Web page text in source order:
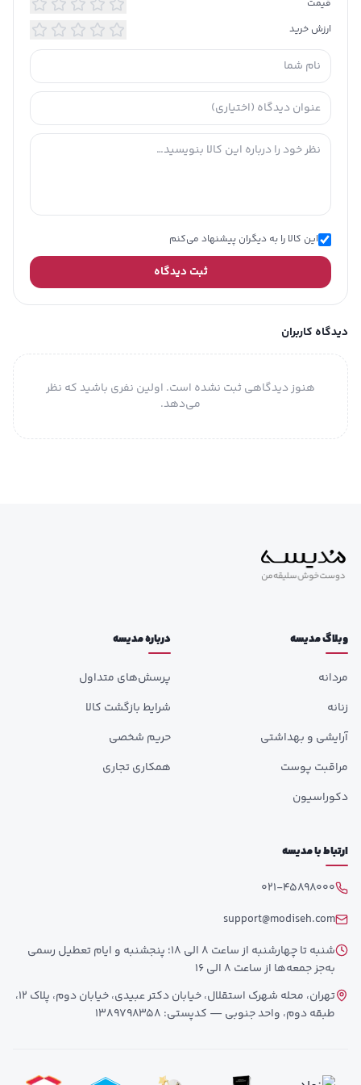
توضیحات
تکمیلی
دندان ها ایجاد می کند که لثه و دندان را از
التهاب های ناشی از حساسیت محافظت کرده و
التیام و تسکین می بخشد . ترکیبات و ویژگی:
آرام‌کننده و ضدعفونی‌کننده و رفع حساسیت
دندانی
حاوی نیترات پتاسیم تسکین دهنده
دندان‌ها
ترمیم بافت لثه با بهره گیری از ویتامین D
ایجاد حس تازگی و خنکی
حاوی عصاره میخک
قیمت
ارزش خرید
این کالا را به دیگران پیشنهاد می‌کنم
ثبت دیدگاه
دیدگاه کاربران
هنوز دیدگاهی ثبت نشده است. اولین نفری باشید که نظر
می‌دهد.
وبلاگ مدیسه
مردانه
زنانه
آرایشی و بهداشتی
مراقبت پوست
دکوراسیون
درباره مدیسه
پرسش‌های متداول
شرایط بازگشت کالا
حریم شخصی
همکاری تجاری
ارتباط با مدیسه
021-45898000
support@modiseh.com
شنبه تا چهارشنبه از ساعت 8 الی 18؛ پنجشنبه و ایام تعطیل رسمی
به‌جز جمعه‌ها از ساعت 8 الی 16
تهران، محله شهرک استقلال، خیابان دکتر عبیدی، خیابان دوم، پلاک 12،
طبقه دوم، واحد جنوبی — کدپستی: 1389798358